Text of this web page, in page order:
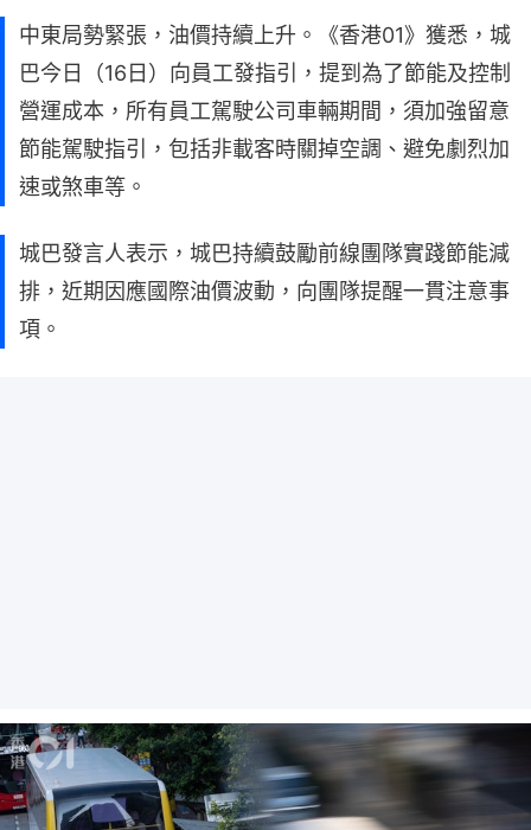
中東局勢緊張，油價持續上升。《香港01》獲悉，城
巴今日（16日）向員工發指引，提到為了節能及控制
營運成本，所有員工駕駛公司車輛期間，須加強留意
節能駕駛指引，包括非載客時關掉空調、避免劇烈加
速或煞車等。
城巴發言人表示，城巴持續鼓勵前線團隊實踐節能減
排，近期因應國際油價波動，向團隊提醒一貫注意事
項。